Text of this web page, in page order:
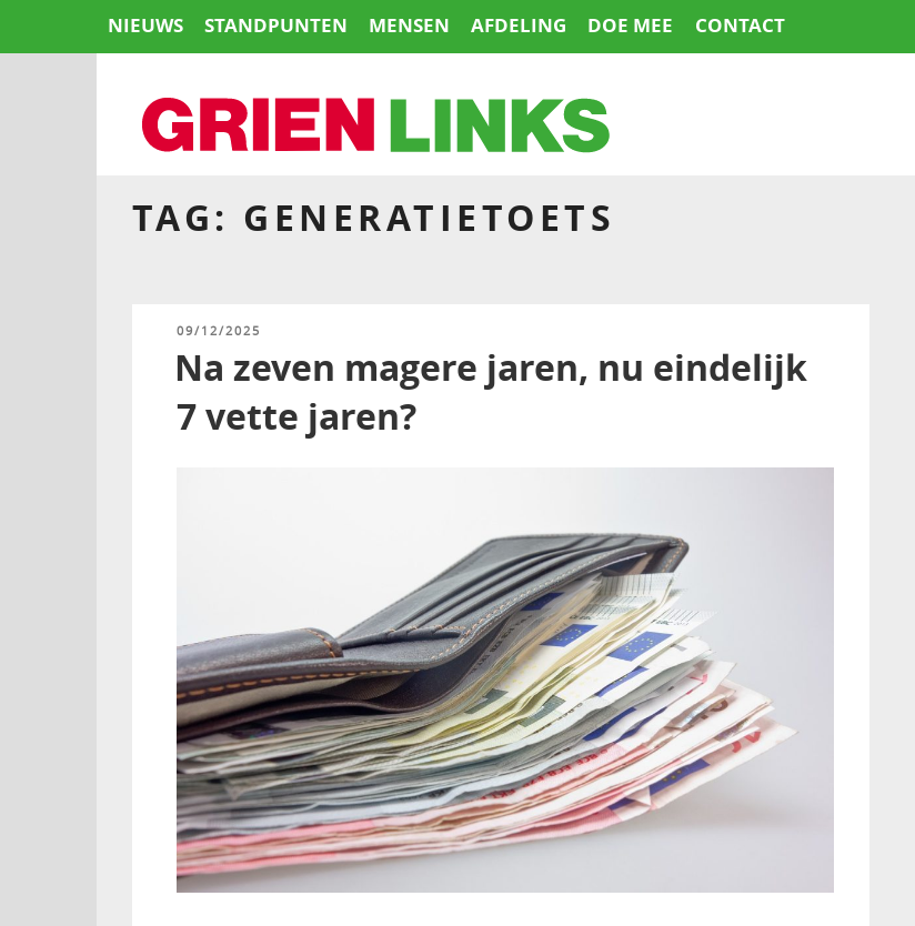
NIEUWS STANDPUNTEN MENSEN AFDELING DOE MEE CONTACT
HOME
TAG: GENERATIETOETS
GEPLAATST
09/12/2025
Na zeven magere jaren, nu eindelijk
7 vette jaren?